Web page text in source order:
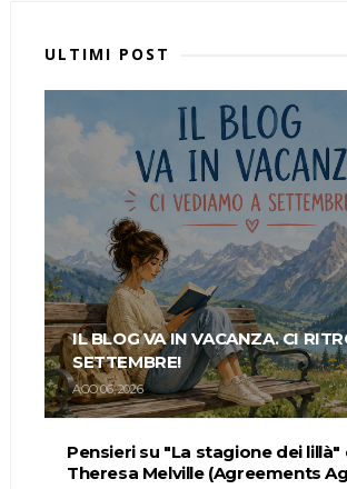
ULTIMI POST
IL BLOG VA IN VACANZA. CI
SETTEMBRE!
AGO 06, 2026
Pensieri su "La stagione dei lillà"
Theresa Melville (Agreements